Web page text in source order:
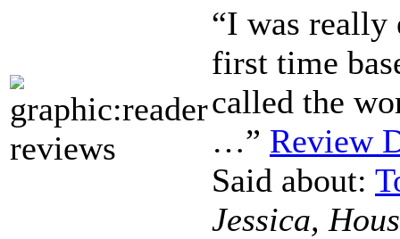
“I was really
first time
called the
…” Review
Said about:
Jessica,